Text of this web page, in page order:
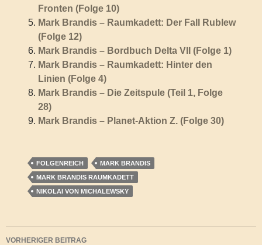
Fronten (Folge 10)
Mark Brandis – Raumkadett: Der Fall Rublew
(Folge 12)
Mark Brandis – Bordbuch Delta VII (Folge 1)
Mark Brandis – Raumkadett: Hinter den
Linien (Folge 4)
Mark Brandis – Die Zeitspule (Teil 1, Folge
28)
Mark Brandis – Planet-Aktion Z. (Folge 30)
FOLGENREICH
MARK BRANDIS
MARK BRANDIS RAUMKADETT
NIKOLAI VON MICHALEWSKY
Beitragsnavigation
VORHERIGER BEITRAG